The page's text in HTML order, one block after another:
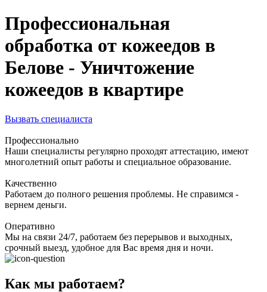
Профессиональная
обработка от кожеедов в
Белове - Уничтожение
кожеедов в квартире
Вызвать специалиста
Профессионально
Наши специалисты регулярно проходят аттестацию, имеют
многолетний опыт работы и специальное образование.
Качественно
Работаем до полного решения проблемы. Не справимся -
вернем деньги.
Оперативно
Мы на связи 24/7, работаем без перерывов и выходных,
срочный выезд, удобное для Вас время дня и ночи.
Как мы работаем?